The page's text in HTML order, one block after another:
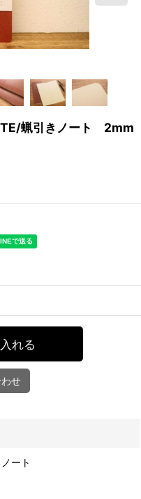
蝋引きノート 2mm
れる
せ
ート